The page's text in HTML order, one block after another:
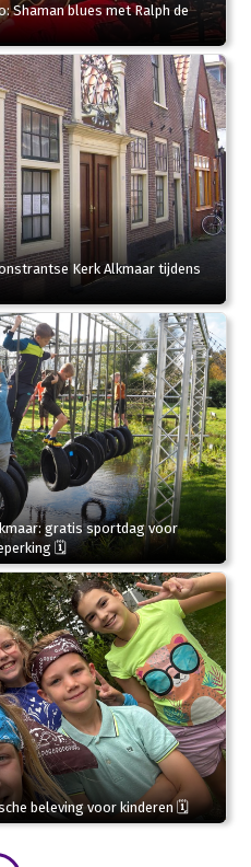
Shaman blues met Ralph de
Kerk Alkmaar tijdens
gratis sportdag voor
🗓
beleving voor kinderen 🗓